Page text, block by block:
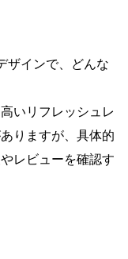
ザインで、どんな
いリフレッシュレ
りますが、具体的
レビューを確認す